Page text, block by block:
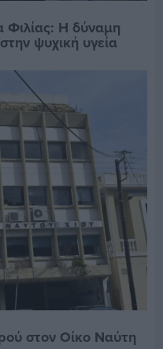
Φιλίας: Η δύναμη
ψυχική υγεία
στον Οίκο Ναύτη